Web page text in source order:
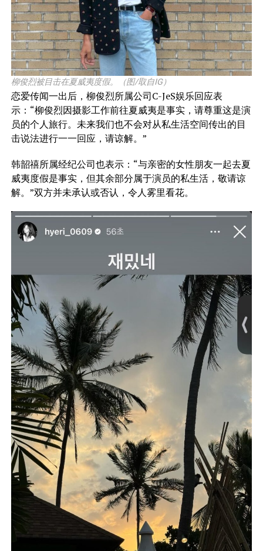
柳俊烈被目击在夏威夷度假。（图/取自IG）
恋爱传闻一出后，柳俊烈所属公司C-JeS娱乐回应表
示：“柳俊烈因摄影工作前往夏威夷是事实，请尊重这是演
员的个人旅行。未来我们也不会对从私生活空间传出的目
击说法进行一一回应，请谅解。”
韩韶禧所属经纪公司也表示：“与亲密的女性朋友一起去夏
威夷度假是事实，但其余部分属于演员的私生活，敬请谅
解。”双方并未承认或否认，令人雾里看花。